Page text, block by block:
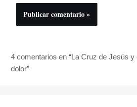
4 comentarios en “La Cruz de Jesús
dolor”